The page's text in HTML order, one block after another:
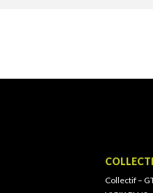
Collectif –